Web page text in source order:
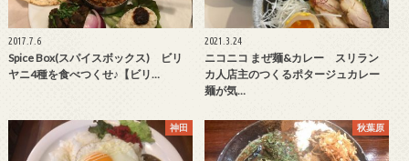
2017.7.6
Spice Box(スパイスボックス) ビリ
ヤニ4種を食べつくせ♪【ビリ…
2021.3.24
ニコニコ まぜ麺&カレー スリラン
カ人店主のつくるポタージュカレー
麺が気…
神田 秋葉原